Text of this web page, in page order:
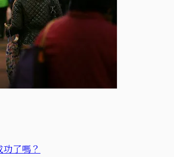
了嗎？